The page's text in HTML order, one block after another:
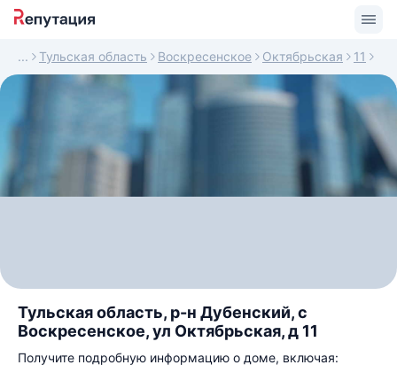
Тульская область Воскресенское Октябрьская 11
Тульская область, р-н Дубенский, с
Воскресенское, ул Октябрьская, д 11
Получите подробную информацию о доме, включая: